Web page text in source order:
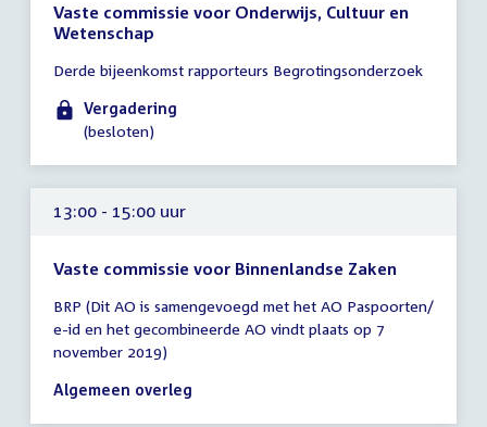
Vaste commissie voor Onderwijs, Cultuur en
Wetenschap
vergadering
13:00
-
14:00
uur
Derde bijeenkomst rapporteurs Begrotingsonderzoek
Vergadering
(besloten)
13:00 - 15:00 uur
Vaste commissie voor Binnenlandse Zaken
vergadering
13:00
-
15:00
uur
BRP (Dit AO is samengevoegd met het AO Paspoorten/
e-id en het gecombineerde AO vindt plaats op 7
november 2019)
Algemeen overleg